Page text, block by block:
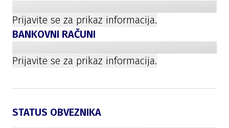
Prijavite se za prikaz informacija.
BANKOVNI RAČUNI
Prijavite se za prikaz informacija.
STATUS OBVEZNIKA